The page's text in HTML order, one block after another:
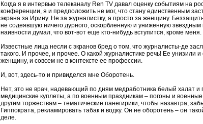
Когда я в интервью телеканалу Ren TV давал оценку событиям на
конференции, я и предположить не мог, что стану единственным
экрана за Ирину. Не за журналистку, а просто за женщину.
не содеявшую ничего дурного, оскорбленную и униженную
наивности думал, что вот-вот еще кто-нибудь вступится, кроме
Известные лица несли с экранов бред о том, что журналисты-де
такого. И прочее, и прочее. О какой журналистике речь! Ее унизили и
женщину, и совсем не в контексте ее профессии.
И, вот, здесь-то и привиделся мне Оборотень.
Нет, это не врач, надевающий по дням медработника белый халат
медицинские куплеты, а по военным праздникам – погоны и
другим торжествам – тематические панегирики, чтобы назавтра,
Гиппократа, рекламировать табак и водку. Он не оборотень – он
деле.